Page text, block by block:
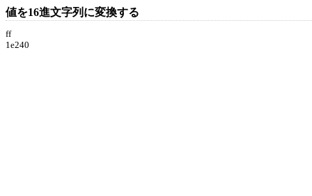
値を16進文字列に変換する
ff
1e240